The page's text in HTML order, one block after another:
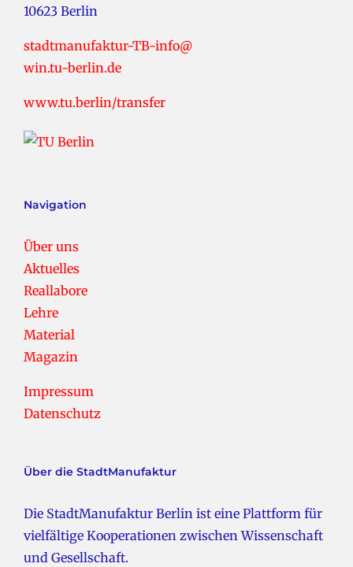
10623 Berlin
stadtmanufaktur-TB-info@
win.tu-berlin.de
www.tu.berlin/transfer
Navigation
Über uns
Aktuelles
Reallabore
Lehre
Material
Magazin
Impressum
Datenschutz
Über die StadtManufaktur
Die StadtManufaktur Berlin ist eine Plattform für
vielfältige Kooperationen zwischen Wissenschaft
und Gesellschaft.